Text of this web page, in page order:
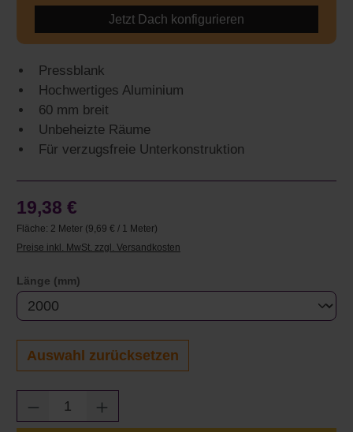
Jetzt Dach konfigurieren
Pressblank
Hochwertiges Aluminium
60 mm breit
Unbeheizte Räume
Für verzugsfreie Unterkonstruktion
19,38 €
Fläche: 2 Meter (9,69 € / 1 Meter)
Preise inkl. MwSt. zzgl. Versandkosten
Länge (mm)
Auswahl zurücksetzen
Produkt Anzahl: Gib den gewünschten